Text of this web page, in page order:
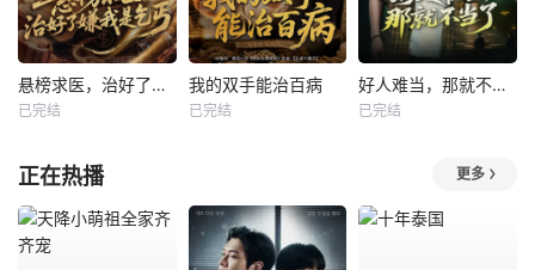
悬榜求医，治好了嫌我是乞丐
已完结
我的双手能治百病
已完结
好人难当，那就不当了
已完结
正在热播 更多